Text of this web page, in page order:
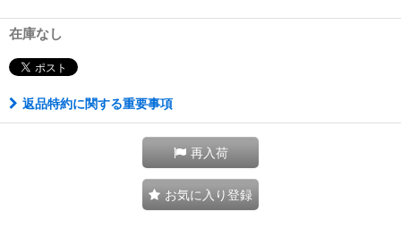
在庫なし
返品特約に関する重要事項
再入荷
お気に入り登録